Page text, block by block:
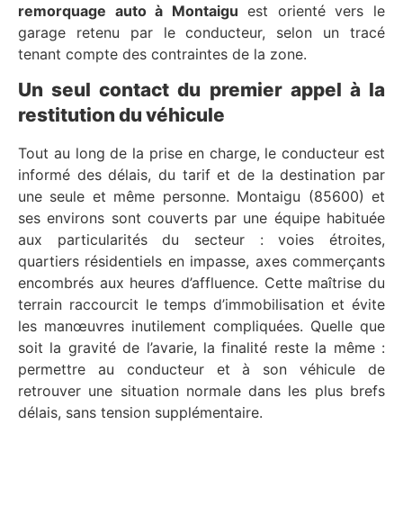
remorquage auto à Montaigu est orienté vers le
garage retenu par le conducteur, selon un tracé
tenant compte des contraintes de la zone.
Un seul contact du premier appel à la
restitution du véhicule
Tout au long de la prise en charge, le conducteur est
informé des délais, du tarif et de la destination par
une seule et même personne. Montaigu (85600) et
ses environs sont couverts par une équipe habituée
aux particularités du secteur : voies étroites,
quartiers résidentiels en impasse, axes commerçants
encombrés aux heures d’affluence. Cette maîtrise du
terrain raccourcit le temps d’immobilisation et évite
les manœuvres inutilement compliquées. Quelle que
soit la gravité de l’avarie, la finalité reste la même :
permettre au conducteur et à son véhicule de
retrouver une situation normale dans les plus brefs
délais, sans tension supplémentaire.